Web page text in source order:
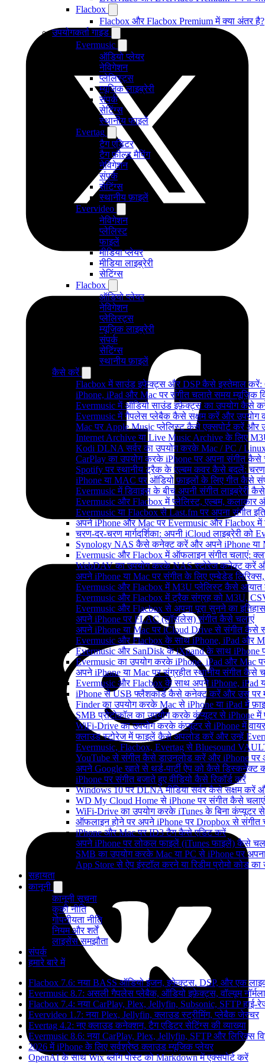
Flacbox
Flacbox और Flacbox Premium में क्या अंतर है?
उपयोगकर्ता गाइड
Evermusic
ऑडियो प्लेयर
नेविगेशन
प्लेलिस्ट्स
म्यूजिक लाइब्रेरी
संपर्क
सेटिंग्स
स्थानीय फाइलें
Evertag
टैग एडिटर
टैग फ़ील्ड मैपिंग
नेविगेशन
संपर्क
सेटिंग्स
स्थानीय फ़ाइलें
Evervideo
नेविगेशन
प्लेलिस्ट
फाइलें
मीडिया प्लेयर
मीडिया लाइब्रेरी
सेटिंग्स
Flacbox
ऑडियो प्लेयर
नेविगेशन
प्लेलिस्ट्स
म्यूज़िक लाइब्रेरी
संपर्क
सेटिंग्स
स्थानीय फ़ाइलें
कैसे करें
Flacbox में साउंड इफेक्ट्स और DSP कैसे इस्तेमाल करें:
iPhone, iPad और Mac पर संगीत चलाते समय म्यूज़िक
Evermusic में ऑडियो साउंड इफ़ेक्ट्स का उपयोग कैसे
Evermusic में गैपलेस प्लेबैक कैसे सक्षम करें और उपयोग
Mac पर Apple Music प्लेलिस्ट कैसे एक्सपोर्ट करें और
Internet Archive या Live Music Archive के लिए
Kodi DLNA सर्वर का उपयोग करके Mac / PC /
CarPlay का उपयोग करके iPhone पर अपना संगीत कैसे
Spotify पर स्थानीय ट्रैक के एल्बम कवर कैसे बदलें:
iPhone या MAC पर ऑडियो फ़ाइलों के लिए गीत कैसे
Evermusic में डिवाइस के बीच अपनी संगीत लाइब्रेरी
Evermusic और Flacbox में प्लेलिस्ट, एल्बम,
Evermusic या Flacbox से Last.fm पर अपना संगीत
अपने iPhone और Mac पर Evermusic और Flacbox में
चरण-दर-चरण मार्गदर्शिका: अपनी iCloud लाइब्रेरी
Synology NAS कैसे कनेक्ट करें और अपने iPhone या
Evermusic और Flacbox में ऑफलाइन संगीत चलाएं:
WebDAV का उपयोग करके NAS स्टोरेज कनेक्ट करें
अपने iPhone या Mac पर संगीत के लिए एम्बेडेड
Evermusic और Flacbox में M3U प्लेलिस्ट कैसे आयात
Evermusic और Flacbox में ट्रैक संग्रह को M3U,
Evermusic और Flacbox से अपना पूरा सुनने का इतिहास
अपने iPhone पर FLAC (लॉसलेस) संगीत कैसे चलाएं
अपने iPhone या Mac पर iCloud Drive से संगीत कैसे
Evermusic और Flacbox के साथ iPhone, iPad और
Evermusic और SanDisk के iXpand के साथ iPhone
Evermusic का उपयोग करके iPhone, iPad और Mac
अपने iPhone या Mac पर संग्रहीत स्थानीय संगीत कैसे
Evermusic और Flacbox के साथ अपने iPhone, iPad
iPhone से USB फ्लैशकार्ड कैसे कनेक्ट करें और उस पर
Finder का उपयोग करके Mac से iPhone या iPad में
SMB प्रोटोकॉल का उपयोग करके कंप्यूटर से iPhone
WiFi-Drive का उपयोग करके कंप्यूटर से iPhone में
क्लाउड स्टोरेज में फाइलें कैसे अपलोड करें और उन्हें
Evermusic, Flacbox, Evertag से Bluesound
YouTube से संगीत कैसे डाउनलोड करें और iPhone
अपने Google खाते से थर्ड-पार्टी ऐप को कैसे डिस्कनेक्ट
iPhone पर संगीत बजाते हुए वीडियो कैसे रिकॉर्ड करें
Windows 10 पर DLNA मीडिया सर्वर कैसे सक्षम करें
WD My Cloud Home से iPhone पर संगीत कैसे चलाएं
WiFi-Drive का उपयोग करके iTunes के बिना कंप्यूटर
ऑफलाइन होने पर अपने iPhone पर Dropbox से संगीत
iPhone और Mac पर ID3 टैग कैसे एडिट करें
अपने iPhone पर लोकल फाइलें (iTunes फाइलें) कैसे
SMB का उपयोग करके Mac या PC से iPhone पर
App Store से ऐप इंस्टॉल करने या रिडीम प्रोमो कोड
सहायता
कानूनी
कानूनी सूचना
कुकी नीति
गोपनीयता नीति
नियम और शर्तें
लाइसेंस समझौता
संपर्क
हमारे बारे में
Flacbox 7.6: नया BASS ऑडियो इंजन, इफेक्ट्स, DSP, और एक
Evermusic 8.7: असली गैपलेस प्लेबैक, ऑडियो इफ़ेक्ट्स, वॉल्यूम
Flacbox 7.4: नया CarPlay, Plex, Jellyfin, Subsonic, SFTP हाई-
Evervideo 1.7: नया Plex, Jellyfin, क्लाउड स्ट्रीमिंग, प्लेबैक जेस्चर
Evertag 4.2: नए क्लाउड कनेक्शन, टैग एडिटर सेटिंग्स की व्याख्या
Evermusic 8.6: नया CarPlay, Plex, Jellyfin, SFTP और लिरिक्स
2026 में iPhone के लिए सर्वश्रेष्ठ क्लाउड म्यूजिक प्लेयर
OpenAI के साथ Wix ब्लॉग पोस्ट को Markdown में एक्सपोर्ट करें